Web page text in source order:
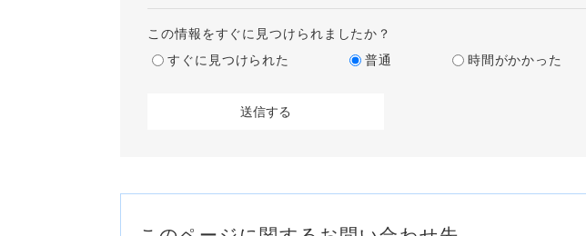
この情報をすぐに見つけられましたか？
すぐに見つけられた
普通 時間がかかった